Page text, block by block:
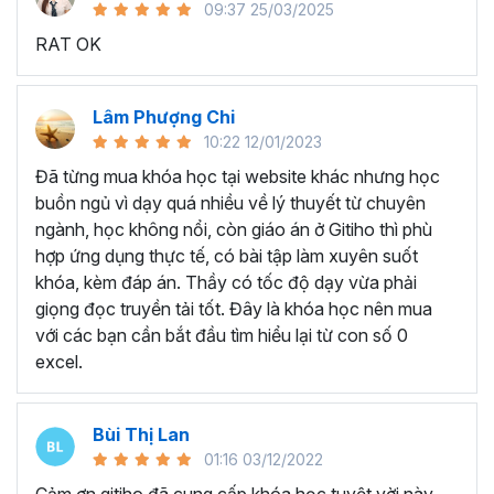
sử dụng Excel sẽ tốn nhiều thời gian, công sức để xử lý
công việc. Hơn nữa, chúng ta cũng không biết những thứ
mình đang thực hiện đúng hay không.
Hiện nay 100% các doanh nghiệp tại Việt Nam
cần tới kỹ năng Excel khi ứng tuyển vào vị trí kế toán, xử
chính... Mỗi cấp độ sẽ có yêu cầu thành thạo Excel xử lý
công việc khác nhau.
Chính vì điều đó Gitiho đã mở khóa học vềThủ thuật
Excel cập nhật hàng tuần - EXG02 với hơn7h+ học
cùng với92 tài liệu đính kèmbạn sẽ nhận được nhiều lợi
ích vô tận như:
Giảng viên là những người có trình độ chuyên môn
cao, kinh nghiệm thực tiễn dày dặn đã và đang đào
VPBank, FPT software, Vietcombank, MIC, Tập
đoàn Thành Công, TH True Milk
09:37 25/03/2025
RAT OK
Lâm Phượng Chi
10:22 12/01/2023
Đã từng mua khóa học tại website khác nhưng học
buồn ngủ vì dạy quá nhiều về lý thuyết từ chuyên
ngành, học không nổi, còn giáo án ở Gitiho thì phù
hợp ứng dụng thực tế, có bài tập làm xuyên suốt
khóa, kèm đáp án. Thầy có tốc độ dạy vừa phải
giọng đọc truyền tải tốt. Đây là khóa học nên mua
với các bạn cần bắt đầu tìm hiểu lại từ con số 0
excel.
Bùi Thị Lan
01:16 03/12/2022